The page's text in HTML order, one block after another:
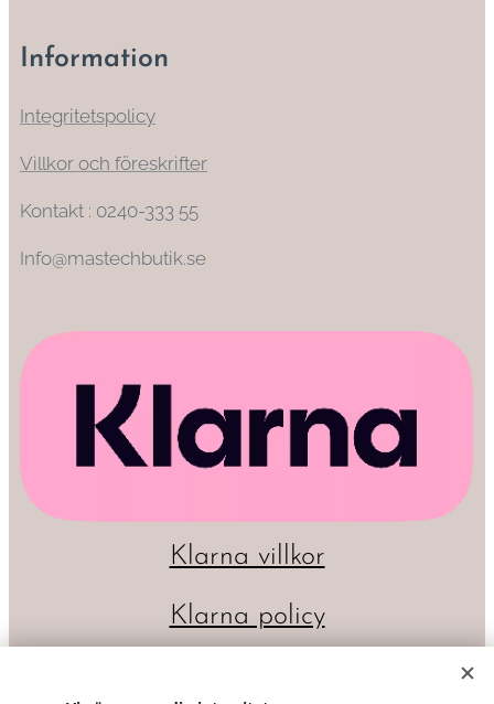
Information
Integritetspolicy
Villkor och föreskrifter
Kontakt : 0240-333 55
Info@mastechbutik.se
Klarna villkor
Klarna policy